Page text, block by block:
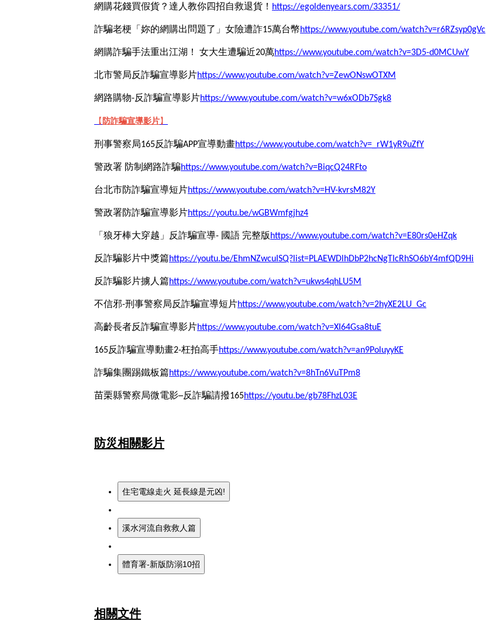
網購花錢買假貨？達人教你四招自救退貨！ https://egoldenyears.com/33351/
詐騙老梗「妳的網購出問題了」女險遭詐15萬台幣https://www.youtube.com/watch?v=r6RZsyp0gVc
網購詐騙手法重出江湖！ 女大生遭騙近20萬https://www.youtube.com/watch?v=3D5-d0MCUwY
北市警局反詐騙宣導影片https://www.youtube.com/watch?v=ZewONswOTXM
網路購物-反詐騙宣導影片https://www.youtube.com/watch?v=w6xODb7Sgk8
【 防詐騙宣導影片】
刑事警察局165反詐騙APP宣導動畫https://www.youtube.com/watch?v=_rW1yR9uZfY
警政署 防制網路詐騙https://www.youtube.com/watch?v=BiqcQ24RFto
台北市防詐騙宣導短片https://www.youtube.com/watch?v=HV-kvrsM82Y
警政署防詐騙宣導影片https://youtu.be/wGBWmfgjhz4
「狼牙棒大穿越」反詐騙宣導- 國語 完整版 https://www.youtube.com/watch?v=E80rs0eHZqk
反詐騙影片中獎篇 https://youtu.be/EhmNZwcuISQ?list=PLAEWDlhDbP2hcNgTIcRhSO6bY4mfQD9Hi
反詐騙影片擄人篇 https://www.youtube.com/watch?v=ukws4qhLU5M
不信邪-刑事警察局反詐騙宣導短片https://www.youtube.com/watch?v=2hyXE2LU_Gc
高齡長者反詐騙宣導影片https://www.youtube.com/watch?v=XI64Gsa8tuE
165反詐騙宣導動畫2-枉拍高手https://www.youtube.com/watch?v=an9PoluyyKE
詐騙集團踢鐵板篇 https://www.youtube.com/watch?v=8hTn6VuTPm8
苗栗縣警察局微電影─反詐騙請撥165https://youtu.be/gb78FhzL03E
防災相關影片
相關文件